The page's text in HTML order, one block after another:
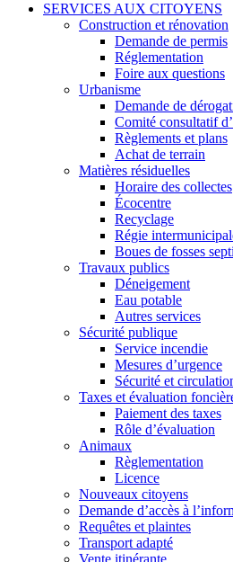
SERVICES AUX CITOYENS
Construction et rénovation
Demande de permis
Réglementation
Foire aux questions
Urbanisme
Demande de
Comité consultatif
Règlements et plans
Achat de terrain
Matières résiduelles
Horaire des collectes
Écocentre
Recyclage
Régie
Boues de fosses
Travaux publics
Déneigement
Eau potable
Autres services
Sécurité publique
Service incendie
Mesures d’urgence
Sécurité et
Taxes et évaluation
Paiement des taxes
Rôle d’évaluation
Animaux
Règlementation
Licence
Nouveaux citoyens
Demande d’accès à
Requêtes et plaintes
Transport adapté